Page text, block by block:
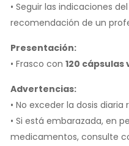
• Seguir las indicaciones
recomendación de un
Presentación:
• Frasco con 120
Advertencias:
• No exceder la dosis
• Si está embarazada, en
medicamentos, consulte